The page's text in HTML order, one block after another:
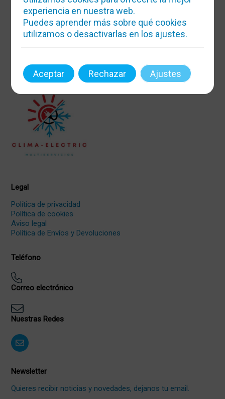
estrés!
Mas info
Legal
Política de privacidad
Política de cookies
Aviso legal
Política de Envíos y Devoluciones
Teléfono
Correo electrónico
Nuestras Redes
Newsletter
Quieres recibir noticias y novedades, dejanos tu email.
experiencia en nuestra web.
Puedes aprender más sobre qué cookies
utilizamos o desactivarlas en los ajustes.
Aceptar Rechazar Ajustes